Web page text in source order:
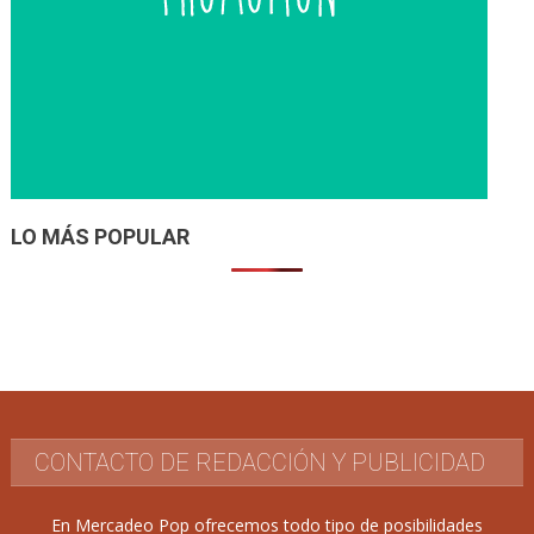
LO MÁS POPULAR
CONTACTO DE REDACCIÓN Y PUBLICIDAD
En Mercadeo Pop ofrecemos todo tipo de posibilidades